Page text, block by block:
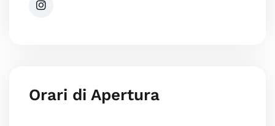
Orari di Apertura